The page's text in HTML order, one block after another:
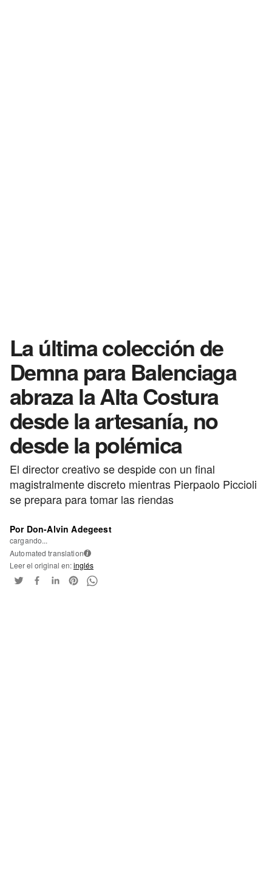
La última colección de
Demna para Balenciaga
abraza la Alta Costura
desde la artesanía, no
desde la polémica
El director creativo se despide con un final
magistralmente discreto mientras Pierpaolo Piccioli
se prepara para tomar las riendas
Por Don-Alvin Adegeest
cargando...
Automated translation i
Leer el original en:inglés